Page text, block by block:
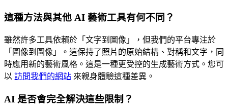
這種方法與其他 AI 藝術工具有何不同？
雖然許多工具依賴於「文字到圖像」，但我們的平台專注於
「圖像到圖像」。這保持了照片的原始結構、對稱和文字，同
時應用新的藝術風格。這是一種更受控的生成藝術方式。您可
以 訪問我們的網站 來親身體驗這種差異。
AI 是否會完全解決這些限制？